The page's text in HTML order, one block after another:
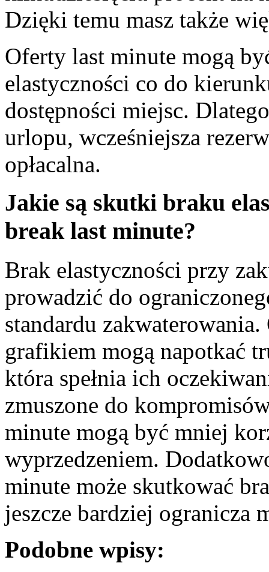
Dzięki temu masz także
Oferty last minute mogą
elastyczności co do
dostępności miejsc.
urlopu, wcześniejsza
opłacalna.
Jakie są skutki braku
break last minute?
Brak elastyczności przy
prowadzić do
standardu
grafikiem mogą napotkać
która spełnia ich
zmuszone do
minute mogą być mniej
wyprzedzeniem.
minute może skutkować
jeszcze bardziej ogranicza
Podobne wpisy: